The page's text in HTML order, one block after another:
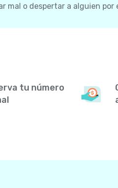
mal o despertar a alguien por
tu número